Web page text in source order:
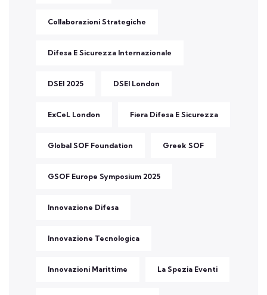
Collaborazioni Strategiche
Difesa E Sicurezza Internazionale
DSEI 2025 DSEI London
ExCeL London Fiera Difesa E Sicurezza
Global SOF Foundation Greek SOF
GSOF Europe Symposium 2025
Innovazione Difesa
Innovazione Tecnologica
Innovazioni Marittime La Spezia Eventi